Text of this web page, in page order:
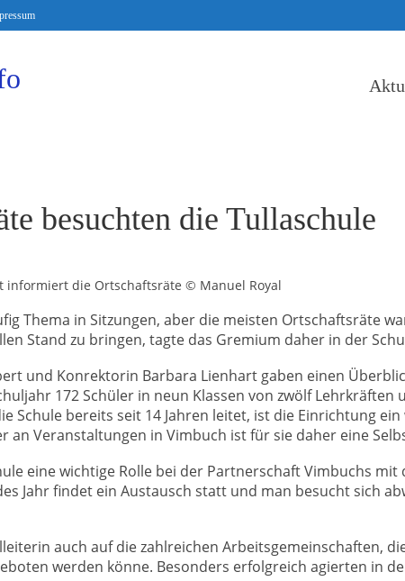
besuchten die Tullaschule
informiert die Ortschaftsräte © Manuel Royal
Thema in Sitzungen, aber die meisten Ortschaftsräte
Stand zu bringen, tagte das Gremium daher in der
und Konrektorin Barbara Lienhart gaben einen
172 Schüler in neun Klassen von zwölf
Schule bereits seit 14 Jahren leitet, ist die Einrichtung
an Veranstaltungen in Vimbuch ist für sie daher eine
eine wichtige Rolle bei der Partnerschaft Vimbuchs mit
Jahr findet ein Austausch statt und man besucht sich
auch auf die zahlreichen Arbeitsgemeinschaften,
werden könne. Besonders erfolgreich agierten in